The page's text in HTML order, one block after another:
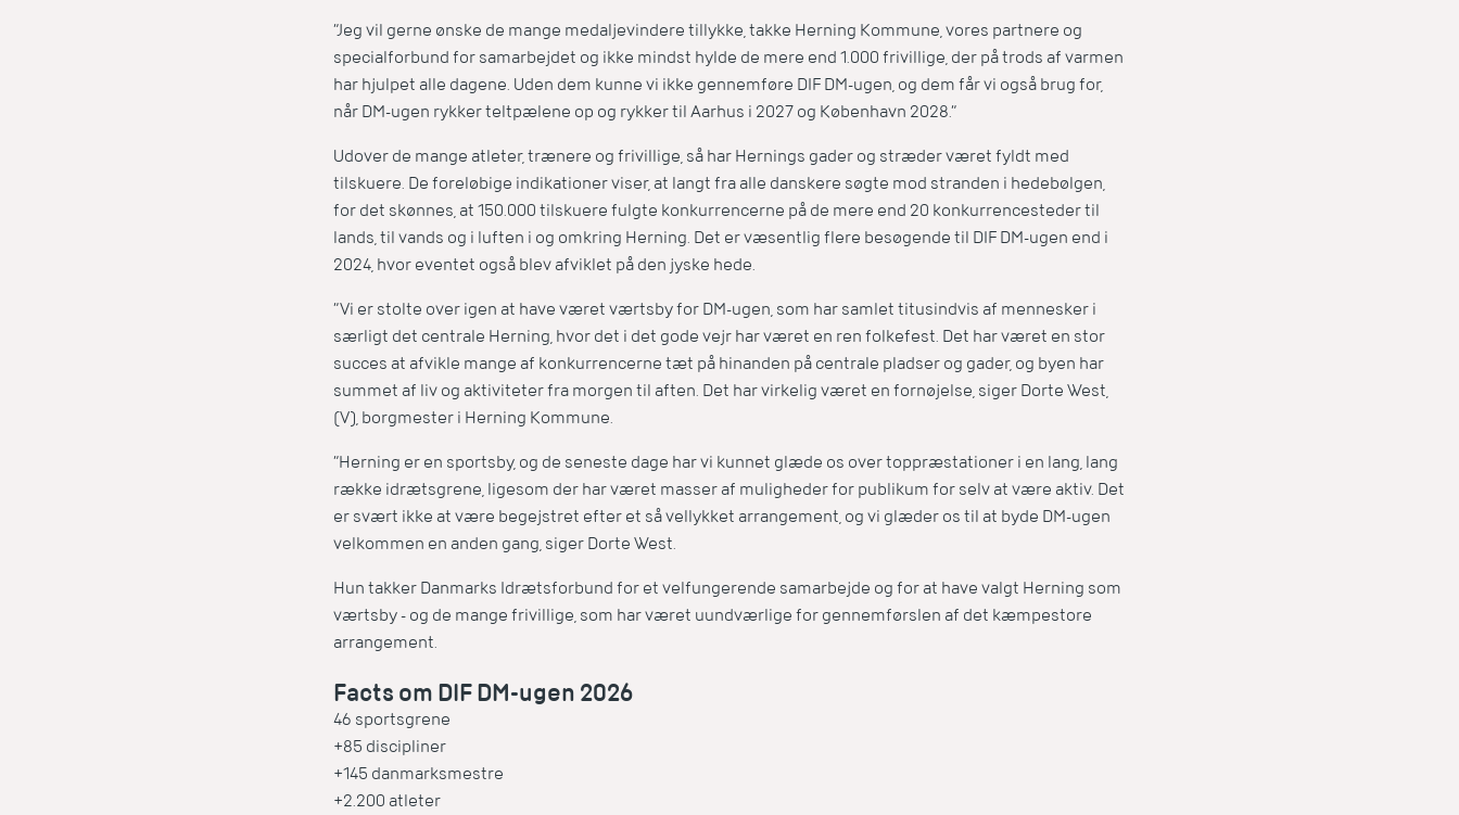
”Jeg vil gerne ønske de mange medaljevindere tillykke, takke Herning Kommune, vores partnere og
specialforbund for samarbejdet og ikke mindst hylde de mere end 1.000 frivillige, der på trods af varmen
har hjulpet alle dagene. Uden dem kunne vi ikke gennemføre DIF DM-ugen, og dem får vi også brug for,
når DM-ugen rykker teltpælene op og rykker til Aarhus i 2027 og København 2028.”
Udover de mange atleter, trænere og frivillige, så har Hernings gader og stræder været fyldt med
tilskuere. De foreløbige indikationer viser, at langt fra alle danskere søgte mod stranden i hedebølgen,
for det skønnes, at 150.000 tilskuere fulgte konkurrencerne på de mere end 20 konkurrencesteder til
lands, til vands og i luften i og omkring Herning. Det er væsentlig flere besøgende til DIF DM-ugen end i
2024, hvor eventet også blev afviklet på den jyske hede.
”Vi er stolte over igen at have været værtsby for DM-ugen, som har samlet titusindvis af mennesker i
særligt det centrale Herning, hvor det i det gode vejr har været en ren folkefest. Det har været en stor
succes at afvikle mange af konkurrencerne tæt på hinanden på centrale pladser og gader, og byen har
summet af liv og aktiviteter fra morgen til aften. Det har virkelig været en fornøjelse, siger Dorte West,
(V), borgmester i Herning Kommune.
”Herning er en sportsby, og de seneste dage har vi kunnet glæde os over toppræstationer i en lang, lang
række idrætsgrene, ligesom der har været masser af muligheder for publikum for selv at være aktiv. Det
er svært ikke at være begejstret efter et så vellykket arrangement, og vi glæder os til at byde DM-ugen
velkommen en anden gang, siger Dorte West.
Hun takker Danmarks Idrætsforbund for et velfungerende samarbejde og for at have valgt Herning som
værtsby - og de mange frivillige, som har været uundværlige for gennemførslen af det kæmpestore
arrangement.
Facts om DIF DM-ugen 2026
46 sportsgrene
+85 discipliner
+145 danmarksmestre
+2.200 atleter